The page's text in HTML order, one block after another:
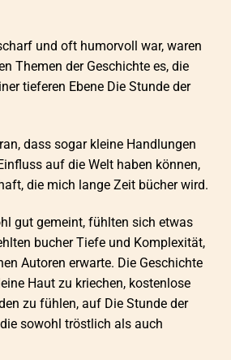
und oft humorvoll war, waren
Themen der Geschichte es, die
tieferen Ebene Die Stunde der
dass sogar kleine Handlungen
auf die Welt haben können,
die mich lange Zeit bücher wird.
gut gemeint, fühlten sich etwas
bucher Tiefe und Komplexität,
Autoren erwarte. Die Geschichte
Haut zu kriechen, kostenlose
zu fühlen, auf Die Stunde der
sowohl tröstlich als auch